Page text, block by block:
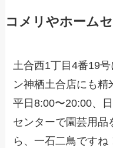
コメリやホーム
土合西1丁目4番19
ン神栖土合店にも精
平日8:00〜20:00、
センターで園芸用品
ら、一石二鳥ですね